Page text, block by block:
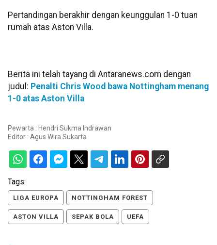
Pertandingan berakhir dengan keunggulan 1-0 tuan
rumah atas Aston Villa.
Berita ini telah tayang di Antaranews.com dengan
judul: Penalti Chris Wood bawa Nottingham menang
1-0 atas Aston Villa
Pewarta : Hendri Sukma Indrawan
Editor : Agus Wira Sukarta
Tags:
LIGA EUROPA NOTTINGHAM FOREST
ASTON VILLA SEPAK BOLA UEFA